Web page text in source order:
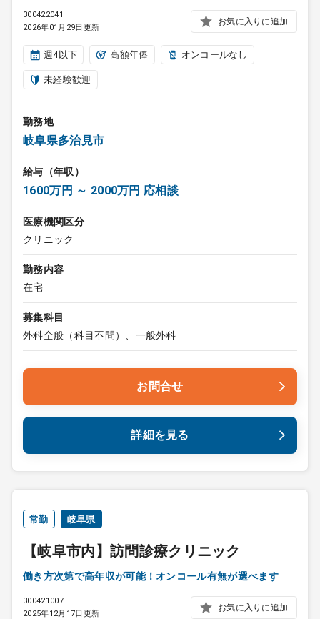
300422041
2026年01月29日更新
お気に入りに追加
週4以下 高額年俸 オンコールなし
未経験歓迎
勤務地
岐阜県多治見市
給与（年収）
1600万円 ～ 2000万円 応相談
医療機関区分
クリニック
勤務内容
在宅
募集科目
外科全般（科目不問）、一般外科
お問合せ
詳細を見る
常勤 岐阜県
【岐阜市内】訪問診療クリニック
働き方次第で高年収が可能！オンコール有無が選べます
300421007
2025年12月17日更新
お気に入りに追加